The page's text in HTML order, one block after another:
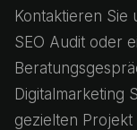
Kontaktieren
SEO Audit oder
Digitalmarketing
gezielten